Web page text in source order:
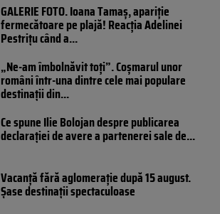
GALERIE FOTO. Ioana Tamaş, apariție
fermecătoare pe plajă! Reacția Adelinei
Pestrițu când a...
„Ne-am îmbolnăvit toți”. Coșmarul unor
români într-una dintre cele mai populare
destinații din...
Ce spune Ilie Bolojan despre publicarea
declarației de avere a partenerei sale de...
Vacanță fără aglomerație după 15 august.
Șase destinații spectaculoase